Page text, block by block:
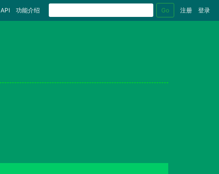
API 功能介绍 Go 注册 登录